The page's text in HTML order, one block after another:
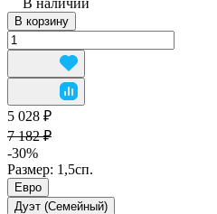
В корзину
5 028 ₽
7 182 ₽
-30%
Размер: 1,5сп.
Евро
Дуэт (Семейный)